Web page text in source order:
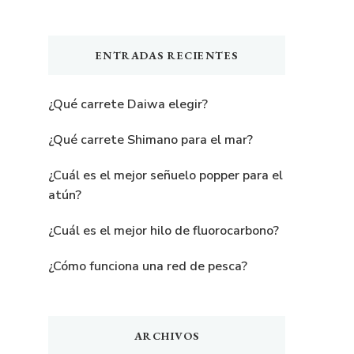
ENTRADAS RECIENTES
¿Qué carrete Daiwa elegir?
¿Qué carrete Shimano para el mar?
¿Cuál es el mejor señuelo popper para el
atún?
¿Cuál es el mejor hilo de fluorocarbono?
¿Cómo funciona una red de pesca?
ARCHIVOS